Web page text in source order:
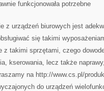
funkcjonowała potrzebne
z urządzeń biurowych jest
się takimi
z takimi sprzętami, czego
kserowania, lecz także
na http://www.cs.pl/
do urządzeń